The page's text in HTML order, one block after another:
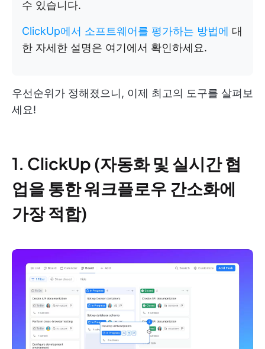
수 있습니다.
ClickUp에서 소프트웨어를 평가하는 방법에 대
한 자세한 설명은 여기에서 확인하세요.
우선순위가 정해졌으니, 이제 최고의 도구를 살펴보
세요!
1. ClickUp (자동화 및 실시간 협
업을 통한 워크플로우 간소화에
가장 적합)